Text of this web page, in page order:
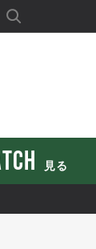
見る